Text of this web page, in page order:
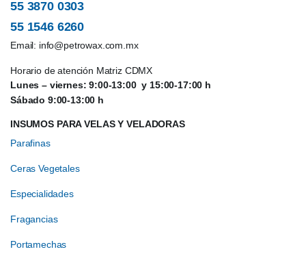
55 3870 0303
55 1546 6260
Email: info@petrowax.com.mx
Horario de atención Matriz CDMX
Lunes – viernes: 9:00-13:00 y 15:00-17:00 h
Sábado 9:00-13:00 h
INSUMOS PARA VELAS Y VELADORAS
Parafinas
Ceras Vegetales
Especialidades
Fragancias
Portamechas